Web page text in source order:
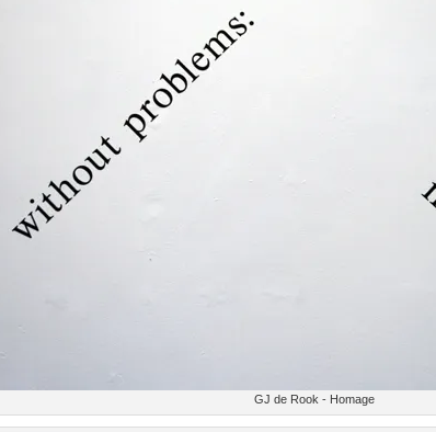
GJ de Rook - Homage